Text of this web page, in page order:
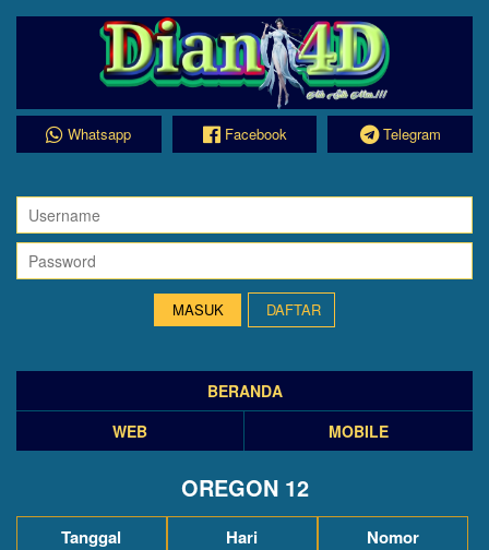
Whatsapp Facebook Telegram
DAFTAR
BERANDA
WEB
MOBILE
OREGON 12
Tanggal Hari Nomor